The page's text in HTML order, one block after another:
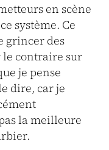
en scène
système. Ce
grincer des
le contraire sur
je pense
dire, car je
la meilleure